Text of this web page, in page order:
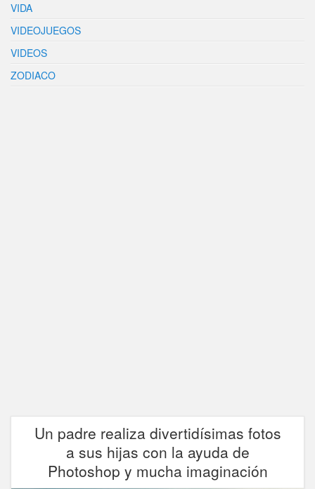
VIDA
VIDEOJUEGOS
VIDEOS
ZODIACO
Un padre realiza divertidísimas fotos
a sus hijas con la ayuda de
Photoshop y mucha imaginación